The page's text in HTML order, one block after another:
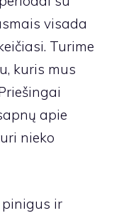
visada
Turime
kuris mus
apie
nieko
ir